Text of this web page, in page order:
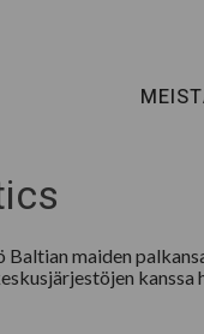
maiden
kanssa